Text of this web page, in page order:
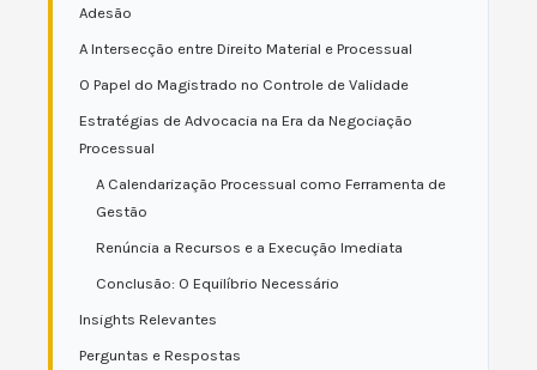
Adesão
A Intersecção entre Direito Material e Processual
O Papel do Magistrado no Controle de Validade
Estratégias de Advocacia na Era da Negociação
Processual
A Calendarização Processual como Ferramenta de
Gestão
Renúncia a Recursos e a Execução Imediata
Conclusão: O Equilíbrio Necessário
Insights Relevantes
Perguntas e Respostas